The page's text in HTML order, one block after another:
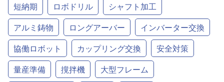
短納期 ロボドリル
シャフト加工
アルミ鋳物
ロングアーバー
インバーター交換
協働ロボット
カップリング交換
安全対策
量産準備
撹拌機
大型フレーム